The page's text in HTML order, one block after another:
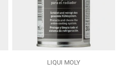
LIQUI MOLY